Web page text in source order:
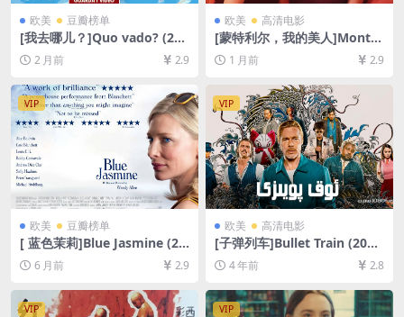
欧美 豆瓣榜单
[我去哪儿？]Quo vado? (201
6)[百度网盘+夸克网盘1080P
超清未删减资源][网盘在线播
幕]
2 月前 2.9
欧美 高清电影
[蒙特利尔，我的美人]Montré
al, ma belle (2025)[百度网盘
+夸克网盘1080P超清未删减
4/7.5GB][中文字幕]
1 月前 2.9
VIP
欧美 豆瓣榜单
[ 蓝色茉莉]Blue Jasmine (20
13)[百度网盘+夸克网盘1080P
超清未删减资源][网盘在线播
放/下载][MP4/6.3GB][中英字
幕]
6 月前 2.9
VIP
欧美 高清电影
[子弹列车]Bullet Train (202
2)[百度网盘+迅雷云盘资源10
80P超清未删减][MP4/8GB]
[中文字幕]
4 年前 2.8
VIP VIP